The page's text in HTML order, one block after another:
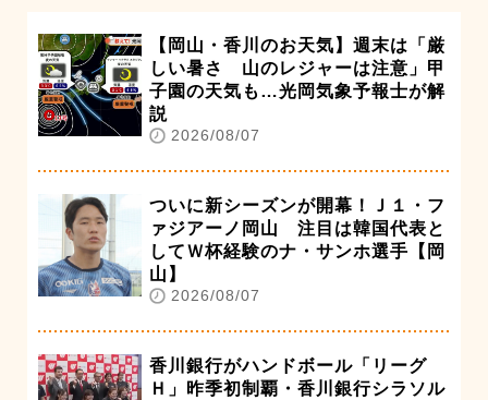
【岡山・香川のお天気】週末は「厳
しい暑さ 山のレジャーは注意」甲
子園の天気も…光岡気象予報士が解
説
2026/08/07
ついに新シーズンが開幕！Ｊ１・フ
ァジアーノ岡山 注目は韓国代表と
してＷ杯経験のナ・サンホ選手【岡
山】
2026/08/07
香川銀行がハンドボール「リーグ
Ｈ」昨季初制覇・香川銀行シラソル